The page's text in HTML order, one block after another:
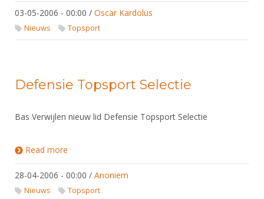
03-05-2006 - 00:00 / Oscar Kardolus
Nieuws Topsport
Defensie Topsport Selectie
Bas Verwijlen nieuw lid Defensie Topsport Selectie
Read more
28-04-2006 - 00:00 / Anoniem
Nieuws Topsport